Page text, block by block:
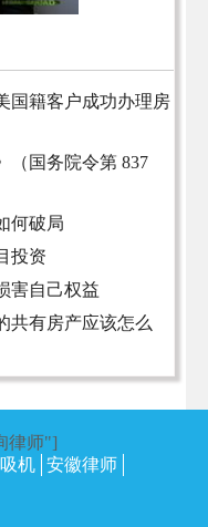
国籍客户成功办理房
（国务院令第 837
何破局
投资
害自己权益
共有房产应该怎么
律师"]
机 安徽律师